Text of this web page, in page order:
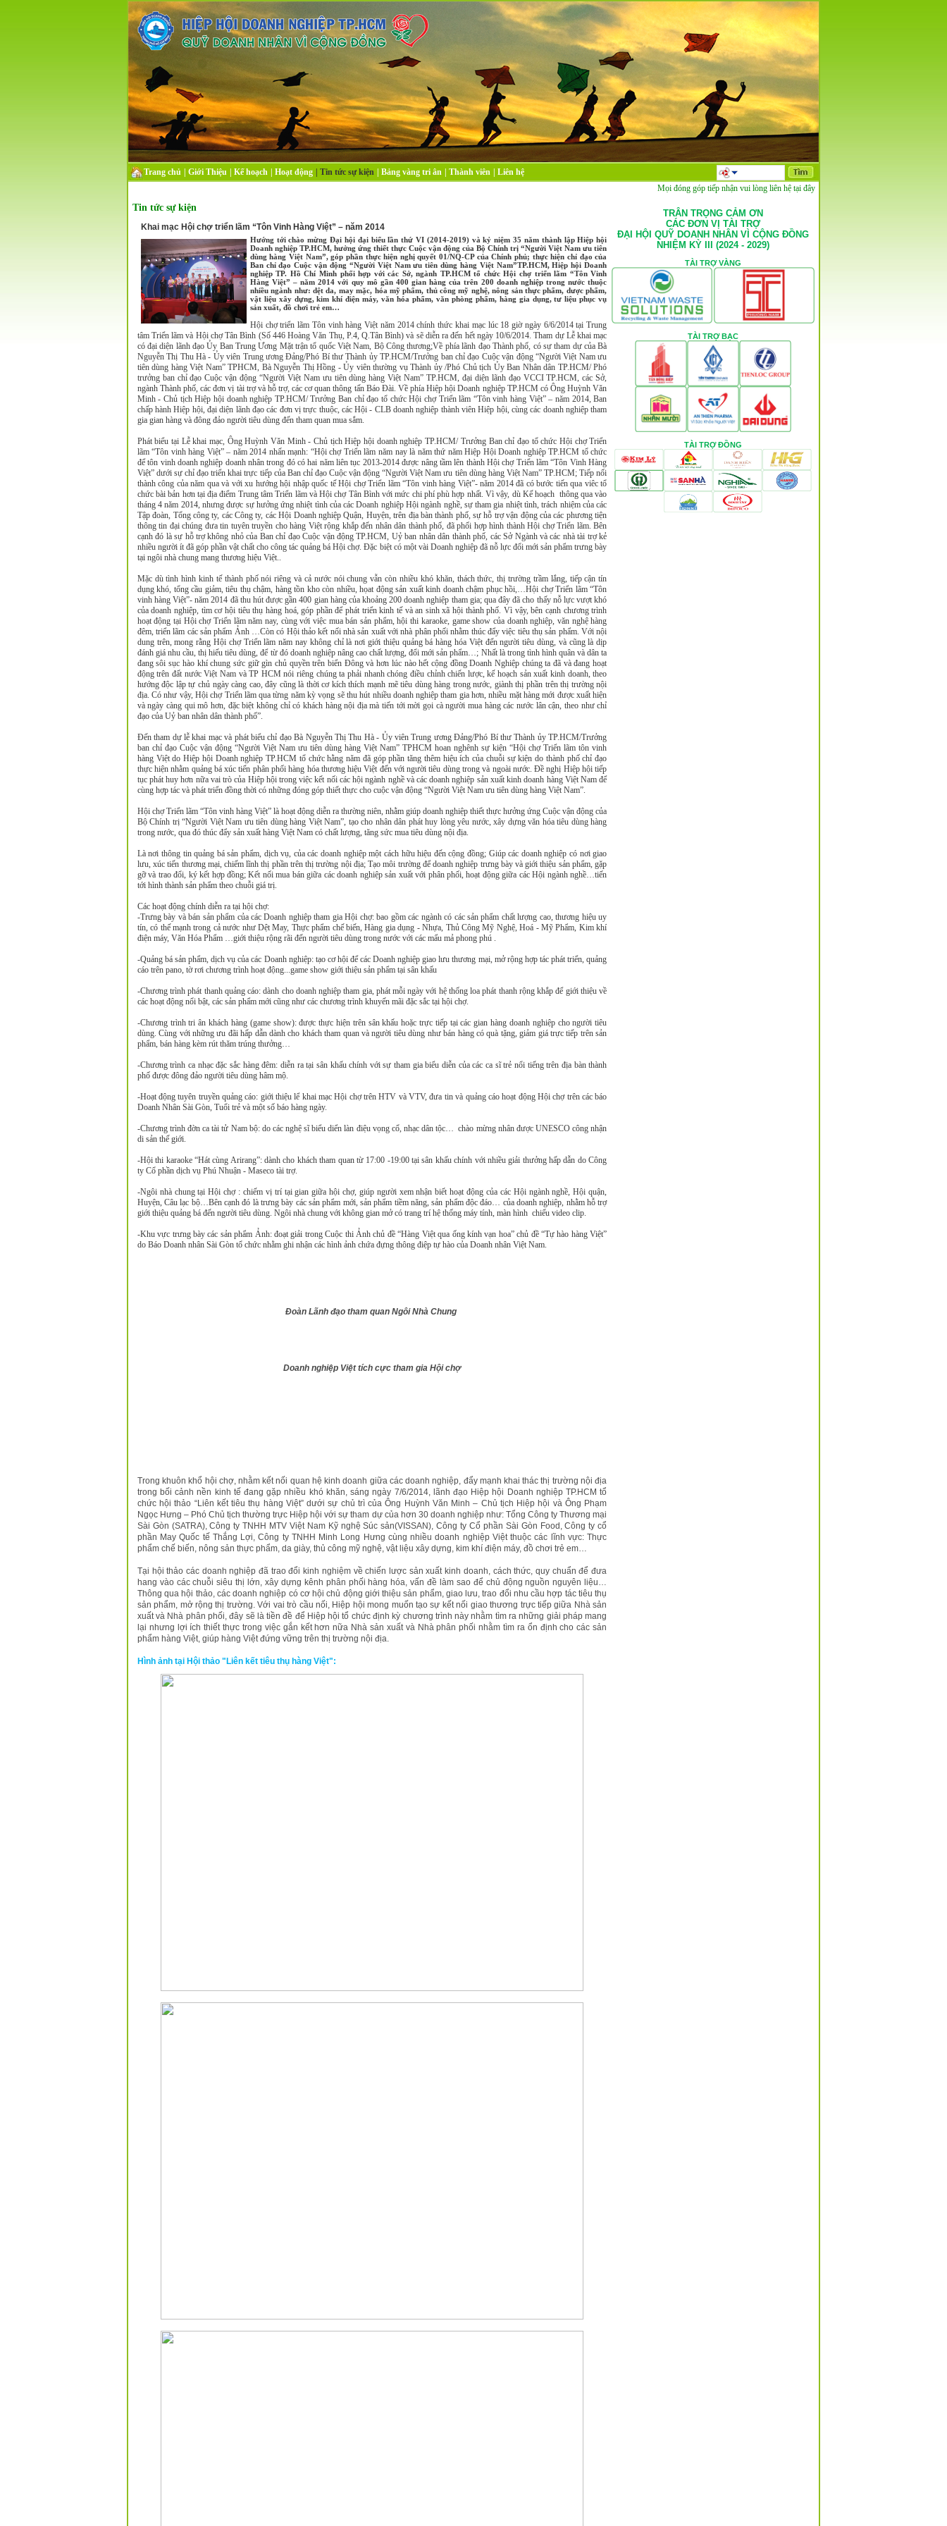
Trang chủ Giới Thiệu Kế hoạch Hoạt động Tin tức sự kiện Bảng vàng tri ân Thành viên
Liên hệ
Mọi đóng góp tiếp nhận vui lòng liên hệ tại đây
Tin tức sự kiện
Khai mạc Hội chợ triển lãm “Tôn Vinh Hàng Việt” – năm 2014
Hướng tới chào mừng Đại hội đại biểu lần thứ VI (2014-2019) và kỷ niệm 35 năm thành lập Hiệp hội
Doanh nghiệp TP.HCM, hưởng ứng thiết thực Cuộc vận động của Bộ Chính trị “Người Việt Nam ưu tiên
dùng hàng Việt Nam”, góp phần thực hiện nghị quyết 01/NQ-CP của Chính phủ; thực hiện chỉ đạo của
Ban chỉ đạo Cuộc vận động “Người Việt Nam ưu tiên dùng hàng Việt Nam”TP.HCM, Hiệp hội Doanh
nghiệp TP. Hồ Chí Minh phối hợp với các Sở, ngành TP.HCM tổ chức Hội chợ triển lãm “Tôn Vinh
Hàng Việt” – năm 2014 với quy mô gần 400 gian hàng của trên 200 doanh nghiệp trong nước thuộc
nhiều ngành như: dệt da, may mặc, hóa mỹ phẩm, thủ công mỹ nghệ, nông sản thực phẩm, dược phẩm,
vật liệu xây dựng, kim khí điện máy, văn hóa phẩm, văn phòng phẩm, hàng gia dụng, tư liệu phục vụ
sản xuất, đồ chơi trẻ em…
Hội chợ triển lãm Tôn vinh hàng Việt năm 2014 chính thức khai mạc lúc 18 giờ ngày 6/6/2014 tại Trung
tâm Triển lãm và Hội chợ Tân Bình (Số 446 Hoàng Văn Thụ, P.4, Q.Tân Bình) và sẽ diễn ra đến hết ngày 10/6/2014. Tham dự Lễ khai mạc
có đại diện lãnh đạo Ủy Ban Trung Ương Mặt trận tổ quốc Việt Nam, Bộ Công thương;Về phía lãnh đạo Thành phố, có sự tham dự của Bà
Nguyễn Thị Thu Hà - Ủy viên Trung ương Đảng/Phó Bí thư Thành ủy TP.HCM/Trưởng ban chỉ đạo Cuộc vận động “Người Việt Nam ưu
tiên dùng hàng Việt Nam” TPHCM, Bà Nguyễn Thị Hồng - Ủy viên thường vụ Thành ủy /Phó Chủ tịch Ủy Ban Nhân dân TP.HCM/ Phó
trưởng ban chỉ đạo Cuộc vận động “Người Việt Nam ưu tiên dùng hàng Việt Nam” TP.HCM, đại diện lãnh đạo VCCI TP.HCM, các Sở,
ngành Thành phố, các đơn vị tài trợ và hỗ trợ, các cơ quan thông tấn Báo Đài. Về phía Hiệp hội Doanh nghiệp TP.HCM có Ông Huỳnh Văn
Minh - Chủ tịch Hiệp hội doanh nghiệp TP.HCM/ Trưởng Ban chỉ đạo tổ chức Hội chợ Triển lãm “Tôn vinh hàng Việt” – năm 2014, Ban
chấp hành Hiệp hội, đại diện lãnh đạo các đơn vị trực thuộc, các Hội - CLB doanh nghiệp thành viên Hiệp hội, cùng các doanh nghiệp tham
gia gian hàng và đông đảo người tiêu dùng đến tham quan mua sắm.
Phát biểu tại Lễ khai mạc, Ông Huỳnh Văn Minh - Chủ tịch Hiệp hội doanh nghiệp TP.HCM/ Trưởng Ban chỉ đạo tổ chức Hội chợ Triển
lãm “Tôn vinh hàng Việt” – năm 2014 nhấn mạnh: “Hội chợ Triển lãm năm nay là năm thứ năm Hiệp Hội Doanh nghiệp TP.HCM tổ chức
để tôn vinh doanh nghiệp doanh nhân trong đó có hai năm liên tục 2013-2014 được nâng tầm lên thành Hội chợ Triển lãm “Tôn Vinh Hàng
Việt” dưới sự chỉ đạo triển khai trực tiếp của Ban chỉ đạo Cuộc vận động “Người Việt Nam ưu tiên dùng hàng Việt Nam” TP.HCM; Tiếp nối
thành công của năm qua và với xu hướng hội nhập quốc tế Hội chợ Triển lãm “Tôn vinh hàng Việt”- năm 2014 đã có bước tiến qua viêc tổ
chức bài bản hơn tại địa điểm Trung tâm Triển lãm và Hội chợ Tân Bình với mức chi phí phù hợp nhất. Vì vậy, dù Kế hoạch thông qua vào
tháng 4 năm 2014, nhưng được sự hưởng ứng nhiệt tình của các Doanh nghiệp Hội ngành nghề, sự tham gia nhiệt tình, trách nhiệm của các
Tập đoàn, Tổng công ty, các Công ty, các Hội Doanh nghiệp Quận, Huyện, trên địa bàn thành phố, sự hỗ trợ vận động của các phương tiện
thông tin đại chúng đưa tin tuyên truyền cho hàng Việt rộng khắp đến nhân dân thành phố, đã phối hợp hình thành Hội chợ Triển lãm. Bên
cạnh đó là sự hỗ trợ không nhỏ của Ban chỉ đạo Cuộc vận động TP.HCM, Uỷ ban nhân dân thành phố, các Sở Ngành và các nhà tài trợ kẻ
nhiều người ít đã góp phần vật chất cho công tác quảng bá Hội chợ. Đặc biệt có một vài Doanh nghiệp đã nỗ lực đổi mới sản phẩm trưng bày
tại ngôi nhà chung mang thương hiệu Việt..
Mặc dù tình hình kinh tế thành phố nói riêng và cả nước nói chung vẫn còn nhiều khó khăn, thách thức, thị trường trầm lắng, tiếp cận tín
dụng khó, tổng cầu giảm, tiêu thụ chậm, hàng tồn kho còn nhiều, họat động sản xuất kinh doanh chậm phục hồi,…Hội chợ Triển lãm “Tôn
vinh hàng Việt”- năm 2014 đã thu hút được gần 400 gian hàng của khoảng 200 doanh nghiệp tham gia; qua đây đã cho thấy nỗ lực vượt khó
của doanh nghiệp, tìm cơ hội tiêu thụ hàng hoá, góp phần để phát triển kinh tế và an sinh xã hội thành phố. Vì vậy, bên cạnh chương trình
hoạt động tại Hội chợ Triển lãm năm nay, cùng với việc mua bán sản phẩm, hội thi karaoke, game show của doanh nghiệp, văn nghệ hàng
đêm, triển lãm các sản phẩm Ảnh …Còn có Hội thảo kết nối nhà sản xuất với nhà phân phối nhằm thúc đẩy việc tiêu thụ sản phẩm. Với nội
dung trên, mong rằng Hội chợ Triển lãm năm nay không chỉ là nơi giới thiệu quảng bá hàng hóa Việt đến người tiêu dùng, và cũng là dịp
đánh giá nhu cầu, thị hiếu tiêu dùng, để từ đó doanh nghiệp nâng cao chất lượng, đổi mới sản phẩm…; Nhất là trong tình hình quân và dân ta
đang sôi sục hào khí chung sức giữ gìn chủ quyền trên biển Đông và hơn lúc nào hết cộng đồng Doanh Nghiệp chúng ta đã và đang hoạt
động trên đất nước Việt Nam và TP HCM nói riêng chúng ta phải nhanh chóng điều chỉnh chiến lược, kế hoạch sản xuất kinh doanh, theo
hướng độc lập tự chủ ngày càng cao, đây cũng là thời cơ kích thích mạnh mẽ tiêu dùng hàng trong nước, giành thị phần trên thị trường nội
địa. Có như vậy, Hội chợ Triển lãm qua từng năm kỳ vọng sẽ thu hút nhiều doanh nghiệp tham gia hơn, nhiều mặt hàng mới được xuất hiện
và ngày càng qui mô hơn, đặc biệt không chỉ có khách hàng nội địa mà tiến tới mời gọi cà người mua hàng các nước lân cận, theo như chỉ
đạo của Uỷ ban nhân dân thành phố”.
Đến tham dự lễ khai mạc và phát biểu chỉ đạo Bà Nguyễn Thị Thu Hà - Ủy viên Trung ương Đảng/Phó Bí thư Thành ủy TP.HCM/Trưởng
ban chỉ đạo Cuộc vận động “Người Việt Nam ưu tiên dùng hàng Việt Nam” TPHCM hoan nghênh sự kiện “Hội chợ Triển lãm tôn vinh
hàng Việt do Hiệp hội Doanh nghiệp TP.HCM tổ chức hằng năm đã góp phần tăng thêm hiệu ích của chuỗi sự kiện do thành phố chỉ đạo
thực hiện nhằm quảng bá xúc tiến phân phối hàng hóa thương hiệu Việt đến với người tiêu dùng trong và ngoài nước. Đề nghị Hiệp hội tiếp
tục phát huy hơn nữa vai trò của Hiệp hội trong việc kết nối các hội ngành nghề và các doanh nghiệp sản xuất kinh doanh hàng Việt Nam để
cùng hợp tác và phát triển đồng thời có những đóng góp thiết thực cho cuộc vận động “Người Việt Nam ưu tiên dùng hàng Việt Nam”.
Hội chợ Triển lãm “Tôn vinh hàng Việt” là hoạt động diễn ra thường niên, nhằm giúp doanh nghiệp thiết thực hưởng ứng Cuộc vận động của
Bộ Chính trị “Người Việt Nam ưu tiên dùng hàng Việt Nam”, tạo cho nhân dân phát huy lòng yêu nước, xây dựng văn hóa tiêu dùng hàng
trong nước, qua đó thúc đẩy sản xuất hàng Việt Nam có chất lượng, tăng sức mua tiêu dùng nội địa.
Là nơi thông tin quảng bá sản phẩm, dịch vụ, của các doanh nghiệp một cách hữu hiệu đến cộng đồng; Giúp các doanh nghiệp có nơi giao
lưu, xúc tiến thương mại, chiếm lĩnh thị phần trên thị trường nội địa; Tạo môi trường để doanh nghiệp trưng bày và giới thiệu sản phẩm, gặp
gỡ và trao đổi, ký kết hợp đồng; Kết nối mua bán giữa các doanh nghiệp sản xuất với phân phối, hoạt động giữa các Hội ngành nghề…tiến
tới hình thành sản phẩm theo chuỗi giá trị.
Các hoạt động chính diễn ra tại hội chợ:
-Trưng bày và bán sản phẩm của các Doanh nghiệp tham gia Hội chợ: bao gồm các ngành có các sản phẩm chất lượng cao, thương hiệu uy
tín, có thế mạnh trong cả nước như Dệt May, Thực phẩm chế biến, Hàng gia dụng - Nhựa, Thủ Công Mỹ Nghệ, Hoá - Mỹ Phẩm, Kim khí
điện máy, Văn Hóa Phẩm …giới thiệu rộng rãi đến người tiêu dùng trong nước với các mẩu mả phong phú .
-Quảng bá sản phẩm, dịch vụ của các Doanh nghiệp: tạo cơ hội để các Doanh nghiệp giao lưu thương mại, mở rộng hợp tác phát triển, quảng
cáo trên pano, tờ rơi chương trình hoạt động...game show giới thiệu sản phẩm tại sân khấu
-Chương trình phát thanh quảng cáo: dành cho doanh nghiệp tham gia, phát mỗi ngày với hệ thống loa phát thanh rộng khắp để giới thiệu về
các hoạt động nổi bật, các sản phẩm mới cũng như các chương trình khuyến mãi đặc sắc tại hội chợ.
-Chương trình tri ân khách hàng (game show): được thực hiện trên sân khấu hoặc trực tiếp tại các gian hàng doanh nghiệp cho người tiêu
dùng. Cùng với những ưu đãi hấp dẫn dành cho khách tham quan và người tiêu dùng như bán hàng có quà tặng, giảm giá trực tiếp trên sản
phẩm, bán hàng kèm rút thăm trúng thưởng…
-Chương trình ca nhạc đặc sắc hàng đêm: diễn ra tại sân khấu chính với sự tham gia biểu diễn của các ca sĩ trẻ nổi tiếng trên địa bàn thành
phố được đông đảo người tiêu dùng hâm mộ.
-Hoạt động tuyên truyền quảng cáo: giới thiệu lể khai mạc Hội chợ trên HTV và VTV, đưa tin và quảng cáo hoạt động Hội chợ trên các báo
Doanh Nhân Sài Gòn, Tuổi trẻ và một số báo hàng ngày.
-Chương trình đờn ca tài tử Nam bộ: do các nghệ sĩ biểu diển làn điệu vọng cổ, nhạc dân tộc… chào mừng nhân được UNESCO công nhận
di sản thế giới.
-Hội thi karaoke “Hát cùng Arirang”: dành cho khách tham quan từ 17:00 -19:00 tại sân khấu chính với nhiều giải thưởng hấp dẫn do Công
ty Cổ phần dịch vụ Phú Nhuận - Maseco tài trợ.
-Ngôi nhà chung tại Hội chợ : chiếm vị trí tại gian giữa hội chợ, giúp người xem nhận biết hoạt động của các Hội ngành nghề, Hội quận,
Huyện, Câu lạc bộ…Bên cạnh đó là trưng bày các sản phẩm mới, sản phẩm tiềm năng, sản phẩm độc đáo… của doanh nghiệp, nhằm hỗ trợ
giới thiệu quảng bá đến người tiêu dùng. Ngôi nhà chung với không gian mở có trang trí hệ thống máy tính, màn hình chiếu video clip.
-Khu vực trưng bày các sản phẩm Ảnh: đoạt giải trong Cuộc thi Ảnh chủ đề “Hàng Việt qua ống kính vạn hoa” chủ đề “Tự hào hàng Việt”
do Báo Doanh nhân Sài Gòn tổ chức nhằm ghi nhận các hình ảnh chứa đựng thông điệp tự hào của Doanh nhân Việt Nam.
Đoàn Lãnh đạo tham quan Ngôi Nhà Chung
Doanh nghiệp Việt tích cực tham gia Hội chợ
Trong khuôn khổ hội chợ, nhằm kết nối quan hệ kinh doanh giữa các doanh nghiệp, đẩy mạnh khai thác thị trường nội địa
trong bối cảnh nền kinh tế đang gặp nhiều khó khăn, sáng ngày 7/6/2014, lãnh đạo Hiệp hội Doanh nghiệp TP.HCM tổ
chức hội thảo “Liên kết tiêu thụ hàng Việt” dưới sự chủ trì của Ông Huỳnh Văn Minh – Chủ tịch Hiệp hội và Ông Phạm
Ngọc Hưng – Phó Chủ tịch thường trực Hiệp hội với sự tham dự của hơn 30 doanh nghiệp như: Tổng Công ty Thương mại
Sài Gòn (SATRA), Công ty TNHH MTV Việt Nam Kỹ nghệ Súc sản(VISSAN), Công ty Cổ phần Sài Gòn Food, Công ty cổ
phần May Quốc tế Thắng Lợi, Công ty TNHH Minh Long Hưng cùng nhiều doanh nghiệp Việt thuộc các lĩnh vực: Thực
phẩm chế biến, nông sản thực phẩm, da giày, thủ công mỹ nghệ, vật liệu xây dựng, kim khí điện máy, đồ chơi trẻ em…
Tại hội thảo các doanh nghiệp đã trao đổi kinh nghiệm về chiến lược sản xuất kinh doanh, cách thức, quy chuẩn để đưa
hang vào các chuỗi siêu thị lớn, xây dựng kênh phân phối hàng hóa, vấn đề làm sao để chủ động nguồn nguyên liệu…
Thông qua hội thảo, các doanh nghiệp có cơ hội chủ động giới thiệu sản phẩm, giao lưu, trao đổi nhu cầu hợp tác tiêu thụ
sản phẩm, mở rộng thị trường. Với vai trò cầu nối, Hiệp hội mong muốn tạo sự kết nối giao thương trực tiếp giữa Nhà sản
xuất và Nhà phân phối, đây sẽ là tiền đề để Hiệp hội tổ chức định kỳ chương trình này nhằm tìm ra những giải pháp mang
lại nhưng lợi ích thiết thực trong việc gắn kết hơn nữa Nhà sản xuất và Nhà phân phối nhằm tìm ra ổn định cho các sản
phẩm hàng Việt, giúp hàng Việt đứng vững trên thị trường nội địa.
Hình ảnh tại Hội thảo "Liên kết tiêu thụ hàng Việt":
TRÂN TRỌNG CẢM ƠN
CÁC ĐƠN VỊ TÀI TRỢ
ĐẠI HỘI QUỸ DOANH NHÂN VÌ CỘNG ĐỒNG
NHIỆM KỲ III (2024 - 2029)
TÀI TRỢ VÀNG
TÀI TRỢ BẠC
TÀI TRỢ ĐỒNG